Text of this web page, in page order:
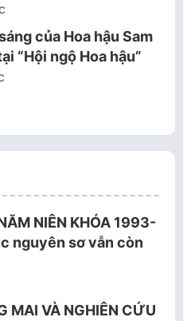
của Hoa hậu Sam
“Hội ngộ Hoa hậu”
NIÊN KHÓA 1993-
nguyên sơ vẫn còn
MAI VÀ NGHIÊN CỨU